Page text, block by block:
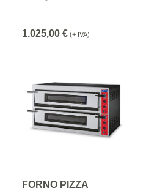
1.025,00 € (+ IVA)
FORNO PIZZA